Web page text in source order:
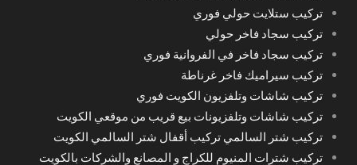
تركيب ستلايت حولي فوري
تركيب سجاد فاخر حولي
تركيب سجاد فاخر في الفروانية فوري
تركيب سيراميك فاخر غرناطة
تركيب شاشات وتلفزيون الكويت فوري
تركيب شاشات وتلفزيونات بيع قريب من موقعي الكويت
تركيب شتر السالمي تركيب أقفال شتر السالمي الكويت
تركيب شترات المنيوم للكراج و المصانع والشركات بالكويت